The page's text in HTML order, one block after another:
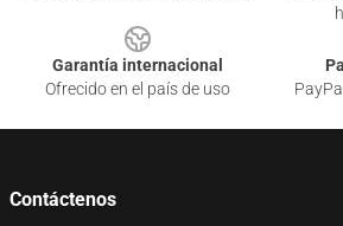
Garantía internacional
Ofrecido en el país de uso
Contáctenos